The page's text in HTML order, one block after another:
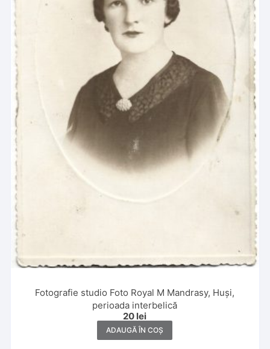
Fotografie studio Foto Royal M Mandrasy, Huși,
perioada interbelică
20 lei
ADAUGĂ ÎN COȘ